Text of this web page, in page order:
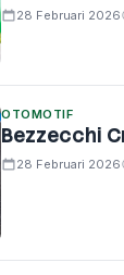
28 Februari 2026
OTOMOTIF
Bezzecchi
28 Februari 2026